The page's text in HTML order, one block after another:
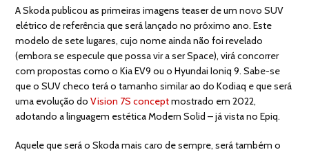
A Skoda publicou as primeiras imagens teaser de um novo SUV
elétrico de referência que será lançado no próximo ano. Este
modelo de sete lugares, cujo nome ainda não foi revelado
(embora se especule que possa vir a ser Space), virá concorrer
com propostas como o Kia EV9 ou o Hyundai Ioniq 9. Sabe-se
que o SUV checo terá o tamanho similar ao do Kodiaq e que será
uma evolução doVision 7S conceptmostrado em 2022,
adotando a linguagem estética Modern Solid – já vista no Epiq.
Aquele que será o Skoda mais caro de sempre, será também o